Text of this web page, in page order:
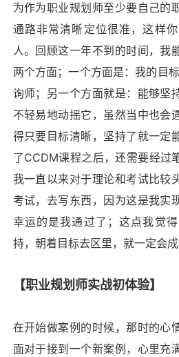
为作为职业规划师至少要自己的
通路非常清晰定位很准，这样
人。回顾这一年不到的时间，我
两个方面；一个方面是：我的目
询师；另一个方面就是：能够坚
不轻易地动摇它，虽然当中也会
得只要目标清晰，坚持了就一定
了CCDM课程之后，还需要经过
我一直以来对于理论和考试比较
考试，去写东西，因为这是我实
幸运的是我通过了；这点我觉
持，朝着目标去区里，就一定会成
【职业规划师实战初体验】
在开始做案例的时候，那时的心
面对于接到一个新案例，心里充